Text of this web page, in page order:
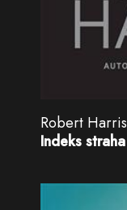
Robert Harris
Indeks straha